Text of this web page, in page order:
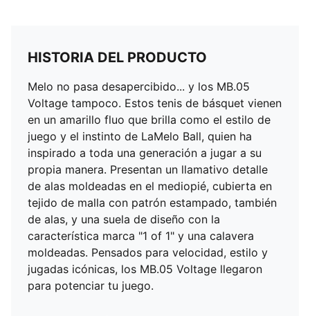
HISTORIA DEL PRODUCTO
Melo no pasa desapercibido... y los MB.05
Voltage tampoco. Estos tenis de básquet vienen
en un amarillo fluo que brilla como el estilo de
juego y el instinto de LaMelo Ball, quien ha
inspirado a toda una generación a jugar a su
propia manera. Presentan un llamativo detalle
de alas moldeadas en el mediopié, cubierta en
tejido de malla con patrón estampado, también
de alas, y una suela de diseño con la
característica marca "1 of 1" y una calavera
moldeadas. Pensados para velocidad, estilo y
jugadas icónicas, los MB.05 Voltage llegaron
para potenciar tu juego.